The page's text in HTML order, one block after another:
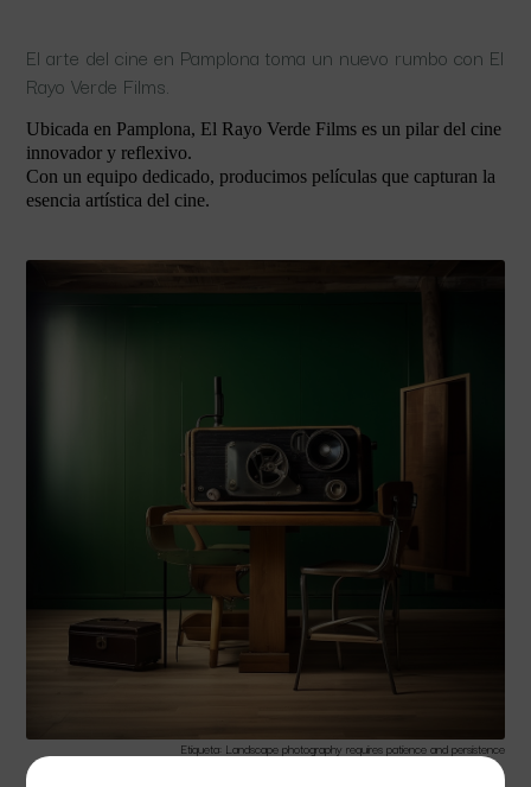
El arte del cine en Pamplona toma un nuevo rumbo con El
Rayo Verde Films.
Ubicada en Pamplona, El Rayo Verde Films es un pilar del cine
innovador y reflexivo.
Con un equipo dedicado, producimos películas que capturan la
esencia artística del cine.
Etiqueta: Landscape photography requires patience and persistence